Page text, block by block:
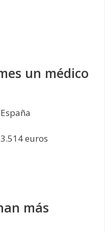
un médico
euros
más